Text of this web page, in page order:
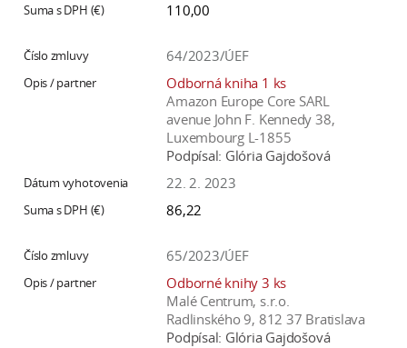
110,00
64/2023/ÚEF
Odborná kniha 1 ks
Amazon Europe Core SARL
avenue John F. Kennedy 38,
Luxembourg L-1855
Podpísal: Glória Gajdošová
22. 2. 2023
86,22
65/2023/ÚEF
Odborné knihy 3 ks
Malé Centrum, s.r.o.
Radlinského 9, 812 37 Bratislava
Podpísal: Glória Gajdošová